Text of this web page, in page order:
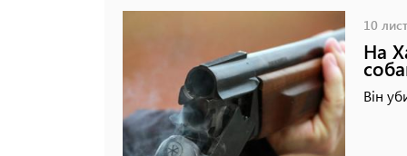
10
На
Він